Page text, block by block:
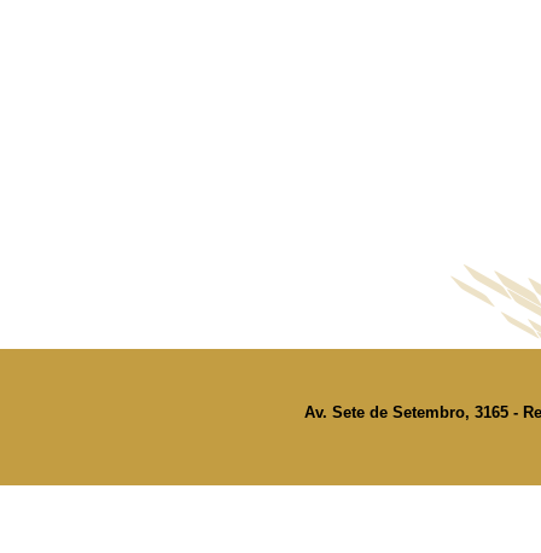
Av. Sete de Setembro, 3165 -